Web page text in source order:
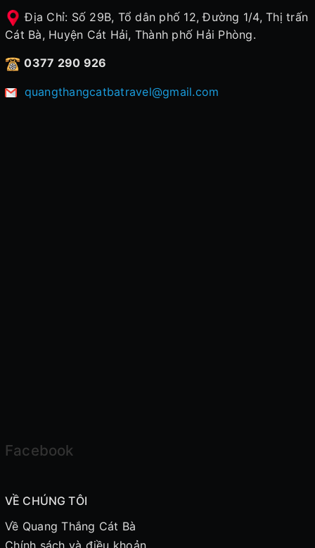
Địa Chỉ: Số 29B, Tổ dân phố 12, Đường 1/4, Thị trấn
Cát Bà, Huyện Cát Hải, Thành phố Hải Phòng.
0377 290 926
quangthangcatbatravel@gmail.com
Facebook
VỀ CHÚNG TÔI
Về Quang Thắng Cát Bà
Chính sách và điều khoản